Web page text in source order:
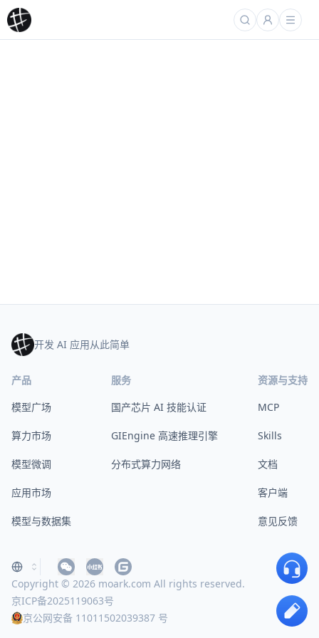
开发 AI 应用从此简单
产品
模型广场
算力市场
模型微调
应用市场
模型与数据集
服务
国产芯片 AI 技能认证
GIEngine 高速推理引擎
分布式算力网络
资源与支持
MCP
Skills
文档
客户端
意见反馈
Copyright © 2026 moark.com All rights reserved.
京ICP备2025119063号
京公网安备 11011502039387 号